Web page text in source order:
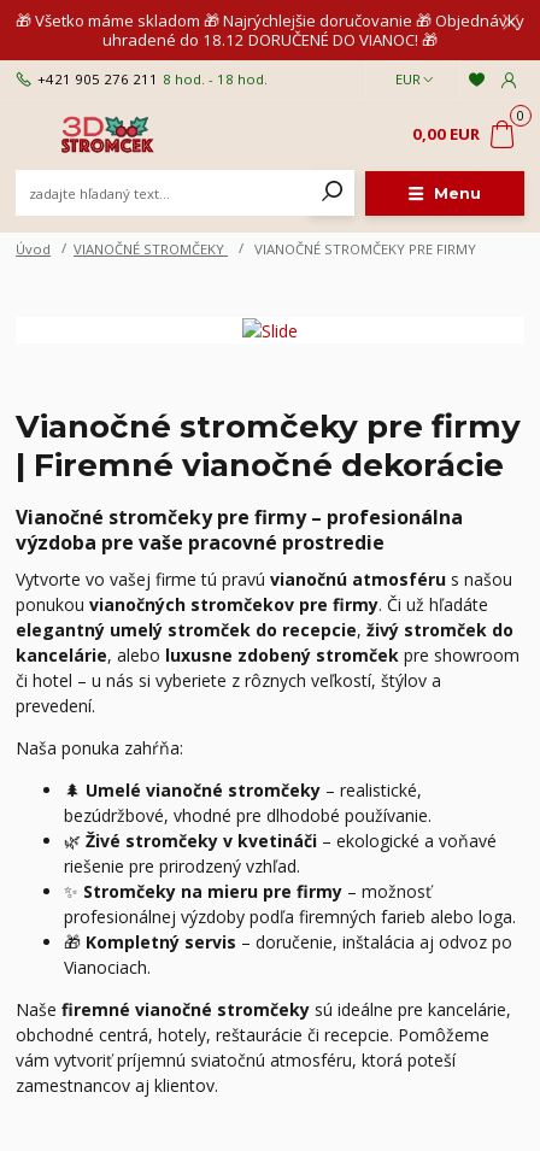
🎁 Všetko máme skladom 🎁 Najrýchlejšie doručovanie 🎁 Objednávky
uhradené do 18.12 DORUČENÉ DO VIANOC! 🎁
Menu
EUR
+421 905 276 211 8 hod. - 18 hod.
0
0,00 EUR
Úvod VIANOČNÉ STROMČEKY VIANOČNÉ STROMČEKY PRE FIRMY
Vianočné stromčeky pre firmy
| Firemné vianočné dekorácie
Vianočné stromčeky pre firmy – profesionálna
výzdoba pre vaše pracovné prostredie
Vytvorte vo vašej firme tú pravúvianočnú atmosféru s našou
ponukouvianočných stromčekov pre firmy. Či už hľadáte
elegantný umelý stromček do recepcie,živý stromček do
kancelárie, alebo luxusne zdobený stromček pre showroom
či hotel – u nás si vyberiete z rôznych veľkostí, štýlov a
prevedení.
Naša ponuka zahŕňa:
🌲 Umelé vianočné stromčeky – realistické,
bezúdržbové, vhodné pre dlhodobé používanie.
🌿Živé stromčeky v kvetináči – ekologické a voňavé
riešenie pre prirodzený vzhľad.
✨ Stromčeky na mieru pre firmy – možnosť
profesionálnej výzdoby podľa firemných farieb alebo loga.
🎁 Kompletný servis – doručenie, inštalácia aj odvoz po
Vianociach.
Našefiremné vianočné stromčeky sú ideálne pre kancelárie,
obchodné centrá, hotely, reštaurácie či recepcie. Pomôžeme
vám vytvoriť príjemnú sviatočnú atmosféru, ktorá poteší
zamestnancov aj klientov.